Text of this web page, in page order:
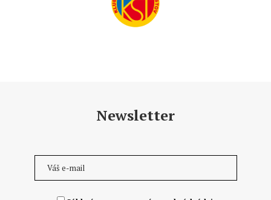
Newsletter